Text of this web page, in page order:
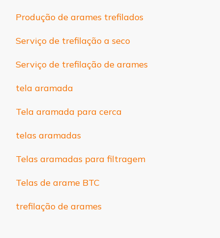
Produção de arames trefilados
Serviço de trefilação a seco
Serviço de trefilação de arames
tela aramada
Tela aramada para cerca
telas aramadas
Telas aramadas para filtragem
Telas de arame BTC
trefilação de arames